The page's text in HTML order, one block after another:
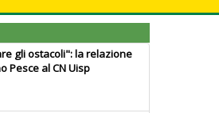
gli ostacoli": la relazione
Pesce al CN Uisp